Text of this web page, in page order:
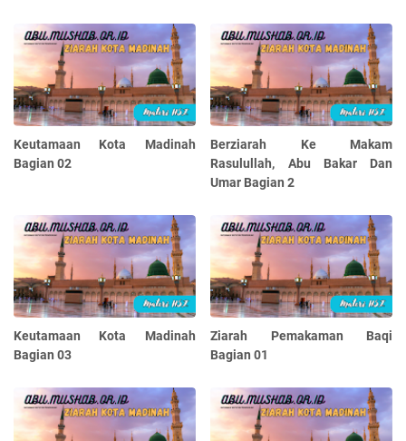
Keutamaan Kota Madinah
Bagian 02
Berziarah Ke Makam
Rasulullah, Abu Bakar Dan
Umar Bagian 2
Keutamaan Kota Madinah
Bagian 03
Ziarah Pemakaman Baqi
Bagian 01